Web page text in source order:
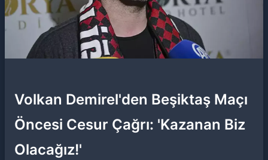
Volkan Demirel'den Beşiktaş Maçı
Öncesi Cesur Çağrı: 'Kazanan Biz
Olacağız!'